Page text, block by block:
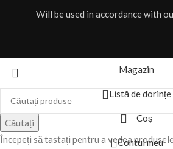
Will be used in accordance with
Căutați
Începeți să tastați pentru a vedea
Magazin
Listă de dorințe
Coș
Contul meu